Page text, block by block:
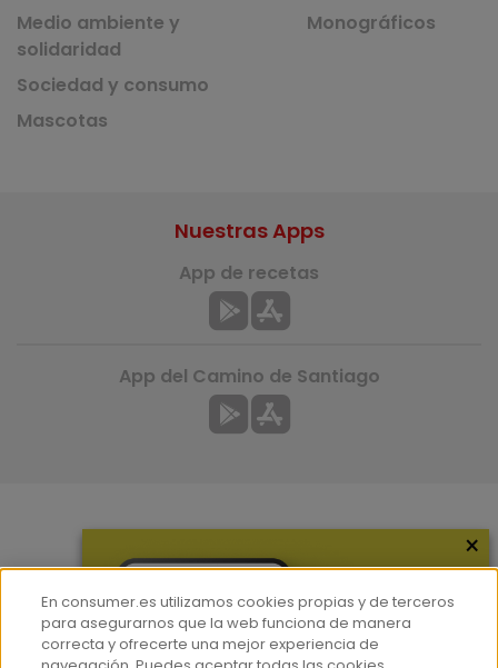
Medio ambiente y
solidaridad
Sociedad y consumo
Mascotas
Monográficos
Hemeroteca
Contacto
Nuestras Apps
App de recetas
App del Camino de Santiago
×
En consumer.es utilizamos cookies propias y de terceros
para asegurarnos que la web funciona de manera
correcta y ofrecerte una mejor experiencia de